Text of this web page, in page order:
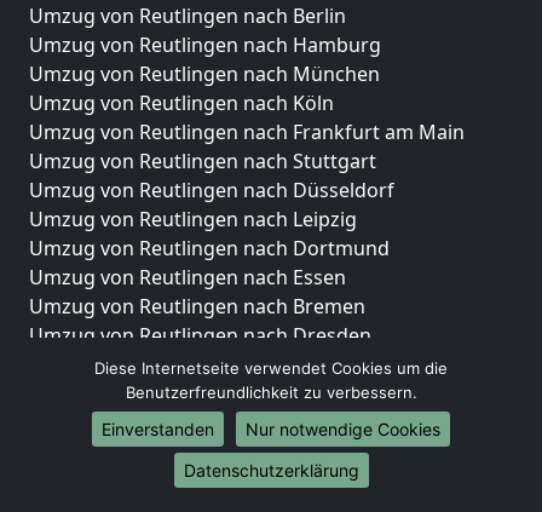
Umzug von Reutlingen nach Berlin
Umzug von Reutlingen nach Hamburg
Umzug von Reutlingen nach München
Umzug von Reutlingen nach Köln
Umzug von Reutlingen nach Frankfurt am Main
Umzug von Reutlingen nach Stuttgart
Umzug von Reutlingen nach Düsseldorf
Umzug von Reutlingen nach Leipzig
Umzug von Reutlingen nach Dortmund
Umzug von Reutlingen nach Essen
Umzug von Reutlingen nach Bremen
Umzug von Reutlingen nach Dresden
Umzug von Reutlingen nach Hannover
Umzug von Reutlingen nach Nürnberg
Umzug von Reutlingen nach Duisburg
Umzug von Reutlingen nach Bochum
Umzug von Reutlingen nach Wuppertal
Diese Internetseite verwendet Cookies um die
Benutzerfreundlichkeit zu verbessern.
Einverstanden
Nur notwendige Cookies
Datenschutzerklärung